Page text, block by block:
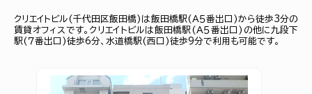
クリエイトビル(千代田区飯田橋)は飯田橋駅(Ａ５番出口)から徒歩3分の
賃貸オフィスです。クリエイトビルは飯田橋駅(Ａ５番出口)の他に九段下
駅(７番出口)徒歩6分、水道橋駅(西口)徒歩9分で利用も可能です。